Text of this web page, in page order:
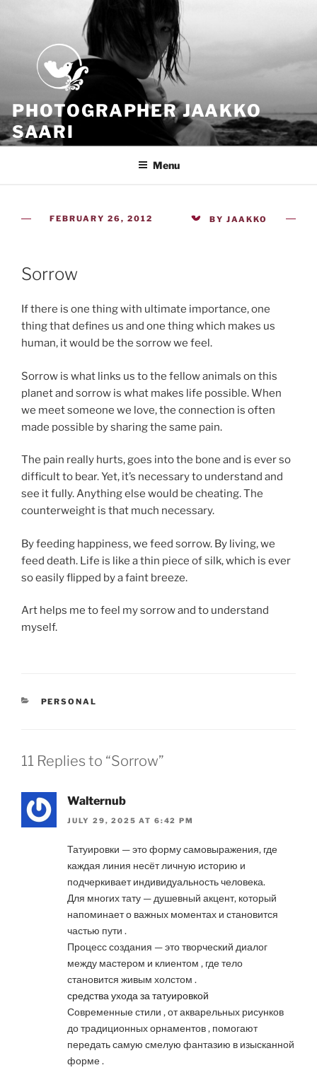
PHOTOGRAPHER JAAKKO
SAARI
Because all what we have is now
Menu
POSTED
FEBRUARY 26, 2012 BY JAAKKO
Sorrow
If there is one thing with ultimate importance, one
thing that defines us and one thing which makes us
human, it would be the sorrow we feel.
Sorrow is what links us to the fellow animals on this
planet and sorrow is what makes life possible. When
we meet someone we love, the connection is often
made possible by sharing the same pain.
The pain really hurts, goes into the bone and is ever so
difficult to bear. Yet, it’s necessary to understand and
see it fully. Anything else would be cheating. The
counterweight is that much necessary.
By feeding happiness, we feed sorrow. By living, we
feed death. Life is like a thin piece of silk, which is ever
so easily flipped by a faint breeze.
Art helps me to feel my sorrow and to understand
myself.
CATEGORIES
PERSONAL
11 Replies to “Sorrow”
Walternub
JULY 29, 2025 AT 6:42 PM
Татуировки — это форму самовыражения, где
каждая линия несёт личную историю и
подчеркивает индивидуальность человека.
Для многих тату — душевный акцент, который
напоминает о важных моментах и становится
частью пути .
Процесс создания — это творческий диалог
между мастером и клиентом , где тело
становится живым холстом .
средства ухода за татуировкой
Современные стили , от акварельных рисунков
до традиционных орнаментов , помогают
передать самую смелую фантазию в изысканной
форме .